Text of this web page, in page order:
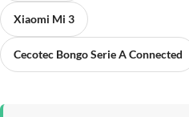
Xiaomi Mi 3
Cecotec Bongo Serie A Connected